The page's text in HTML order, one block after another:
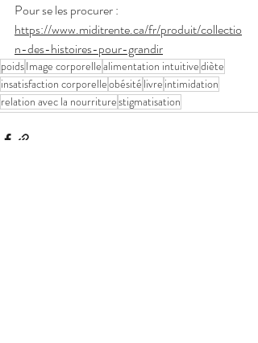
Pour se les procurer :
https://www.miditrente.ca/fr/produit/collectio
n-des-histoires-pour-grandir
poidsImage corporellealimentation intuitivediète
insatisfaction corporelleobésité livre intimidation
relation avec la nourriturestigmatisation